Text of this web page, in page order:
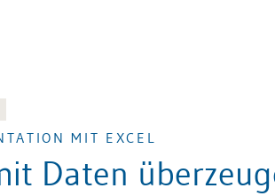
MIT EXCEL
Daten